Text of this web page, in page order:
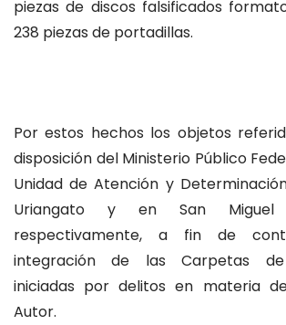
piezas de discos falsificados
238 piezas de portadillas.
Por estos hechos los objetos
disposición del Ministerio Público
Unidad de Atención y
Uriangato y en San Miguel
respectivamente, a fin de
integración de las Carpetas de
iniciadas por delitos en materia
Autor.